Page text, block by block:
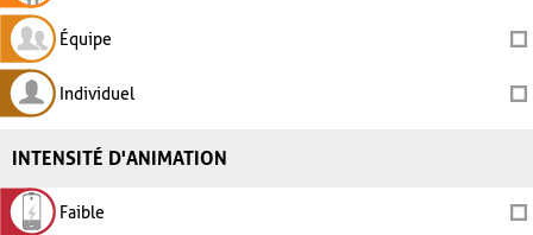
Équipe
Individuel
INTENSITÉ D'ANIMATION
Faible